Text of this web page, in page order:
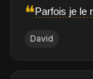
❝Parfois je le
David